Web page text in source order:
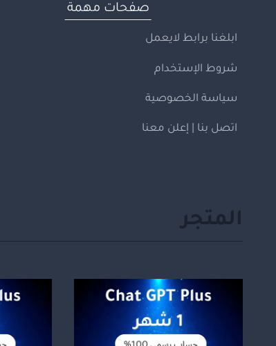
صفحات مهمة
ابلغنا برابط لايعمل
شروط الإستخدام
سياسة الخصوصية
اتصل بنا | إعلن معنا
المتجر